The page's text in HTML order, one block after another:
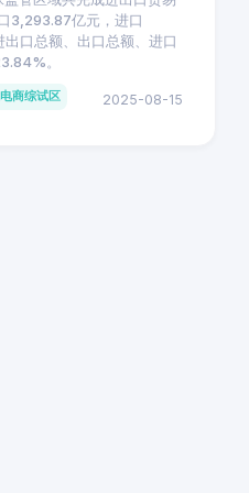
3,293.87亿元，进口
口总额、出口总额、进口
。
商综试区 2025-08-15